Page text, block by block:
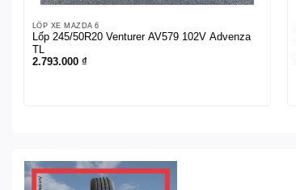
LỐP XE MAZDA 6
Lốp 245/50R20 Venturer AV579 102V Advenza
TL
2.793.000 ₫